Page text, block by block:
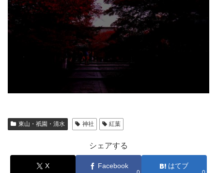
東山・祇園・清水 神社 紅葉
シェアする
X Facebook はてブ